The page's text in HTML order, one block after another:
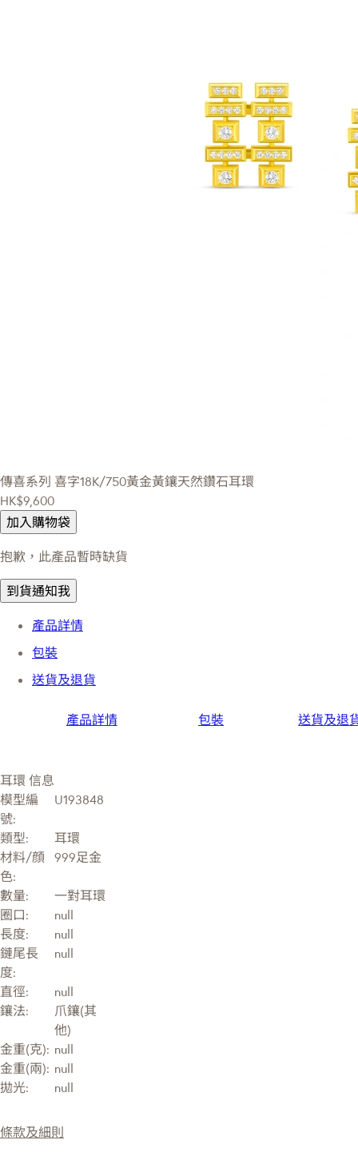
傳喜系列 喜字18K/750黃金黃鑲天然鑽石耳環
HK$9,600
加入購物袋
抱歉，此產品暫時缺貨
到貨通知我
產品詳情
包裝
送貨及退貨
產品詳情 包裝 送貨及退
耳環 信息
模型編
號:
U193848
類型:
耳環
材料/顔
色:
999足金
數量:
一對耳環
圈口:
null
長度:
null
鏈尾長
度:
null
直徑:
null
鑲法:
爪鑲(其
他)
金重(克): null
金重(兩): null
拋光:
null
條款及細則